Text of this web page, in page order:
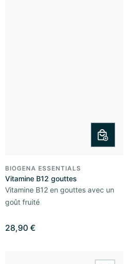
BIOGENA ESSENTIALS
Vitamine B12 gouttes
Vitamine B12 en gouttes avec un
goût fruité
28,90 €